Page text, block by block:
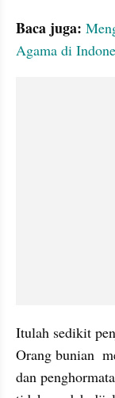
Baca juga:
Agama di
Itulah sedikit
Orang bunian
dan